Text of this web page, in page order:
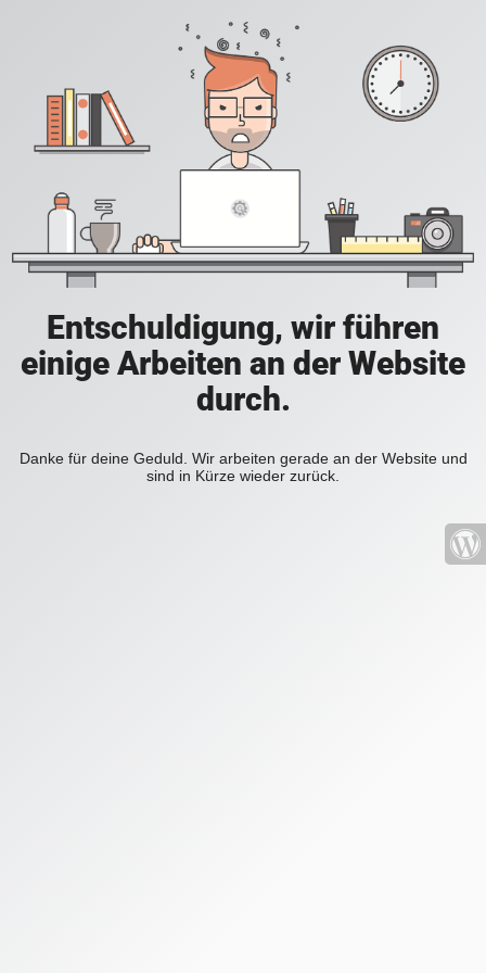
Entschuldigung, wir führen
einige Arbeiten an der Website
durch.
Danke für deine Geduld. Wir arbeiten gerade an der Website und
sind in Kürze wieder zurück.